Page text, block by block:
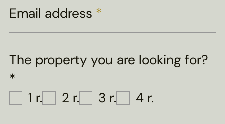
Email address *
The property you are looking for?
*
1 r.
2 r. 3 r. 4 r.